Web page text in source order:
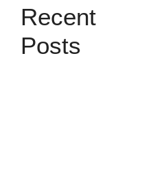
Recent
Posts